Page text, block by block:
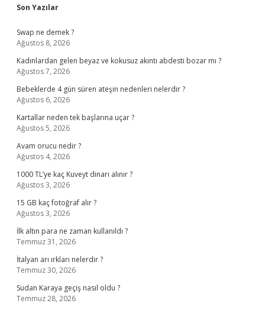
Sidebar
Son Yazılar
Swap ne demek ?
Ağustos 8, 2026
Kadınlardan gelen beyaz ve kokusuz akıntı abdesti bozar mı ?
Ağustos 7, 2026
Bebeklerde 4 gün süren ateşin nedenleri nelerdir ?
Ağustos 6, 2026
Kartallar neden tek başlarına uçar ?
Ağustos 5, 2026
Avam orucu nedir ?
Ağustos 4, 2026
1000 TL’ye kaç Kuveyt dinarı alınır ?
Ağustos 3, 2026
15 GB kaç fotoğraf alır ?
Ağustos 3, 2026
İlk altın para ne zaman kullanıldı ?
Temmuz 31, 2026
İtalyan arı ırkları nelerdir ?
Temmuz 30, 2026
Sudan Karaya geçiş nasıl oldu ?
Temmuz 28, 2026